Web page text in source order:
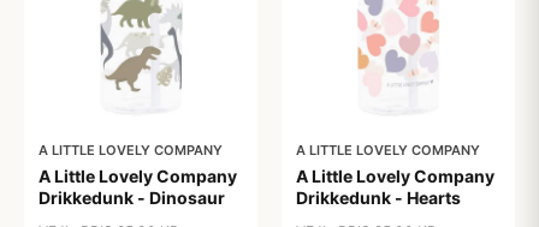
A LITTLE LOVELY COMPANY
A Little Lovely Company
Drikkedunk - Dinosaur
A LITTLE LOVELY COMPANY
A Little Lovely Company
Drikkedunk - Hearts